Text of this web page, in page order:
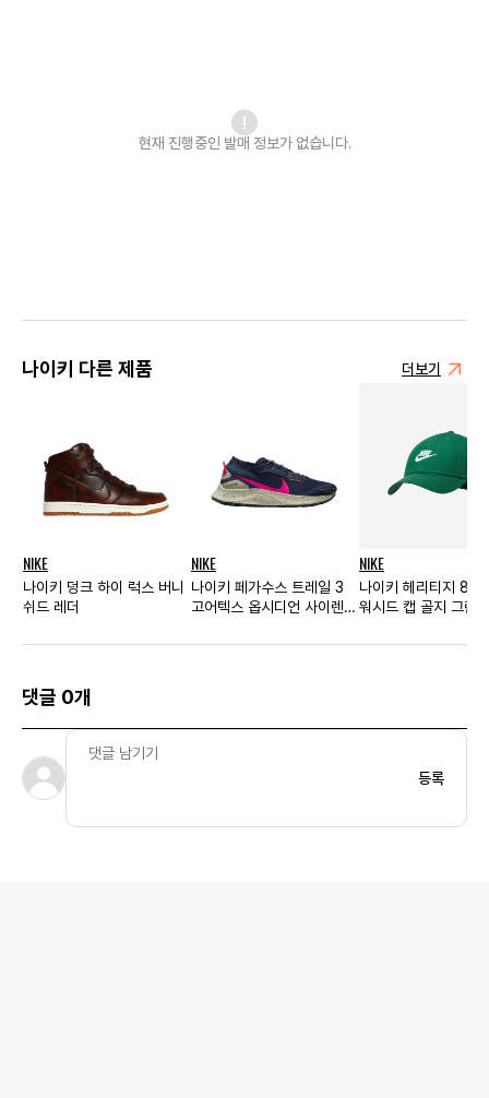
현재 진행중인 발매 정보가 없습니다.
나이키 다른 제품 더보기
NIKE
나이키 덩크 하이 럭스 버니
쉬드 레더
NIKE
나이키 페가수스 트레일 3
고어텍스 옵시디언 사이렌
NIKE
나이키 헤리티지 86
워시드 캡 골지 그린
댓글 0개
등록